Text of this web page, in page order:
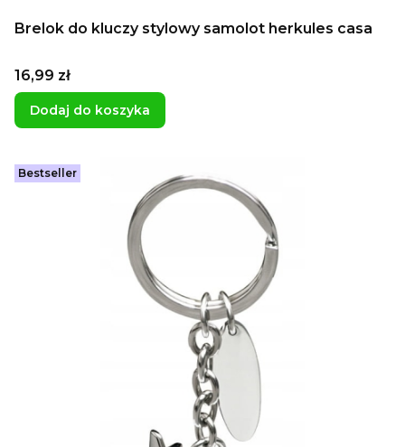
Brelok do kluczy stylowy samolot herkules casa
Cena
16,99 zł
Dodaj do koszyka
Bestseller